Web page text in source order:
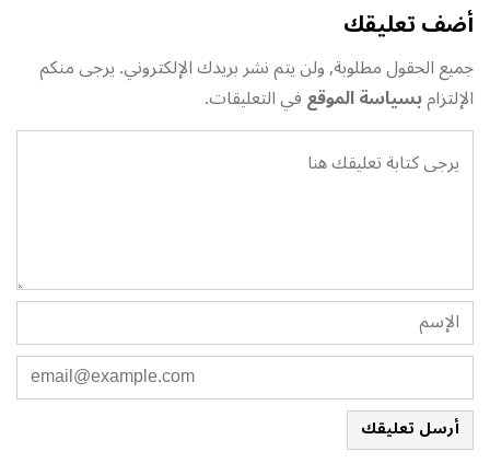
أضف تعليقك
جميع الحقول مطلوبة, ولن يتم نشر بريدك الإلكتروني. يرجى منكم
الإلتزامبسياسة الموقعفي التعليقات.
أرسل تعليقك